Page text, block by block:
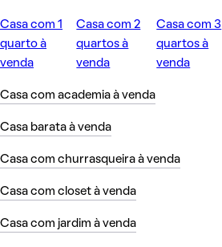
Casa com 1
quarto à
venda
Casa com 2
quartos à
venda
Casa com 3
quartos à
venda
Casa com academia à venda
Casa barata à venda
Casa com churrasqueira à venda
Casa com closet à venda
Casa com jardim à venda